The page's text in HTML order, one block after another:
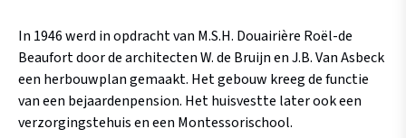
In 1946 werd in opdracht van M.S.H. Douairière Roël-de
Beaufort door de architecten W. de Bruijn en J.B. Van Asbeck
een herbouwplan gemaakt. Het gebouw kreeg de functie
van een bejaardenpension. Het huisvestte later ook een
verzorgingstehuis en een Montessorischool.